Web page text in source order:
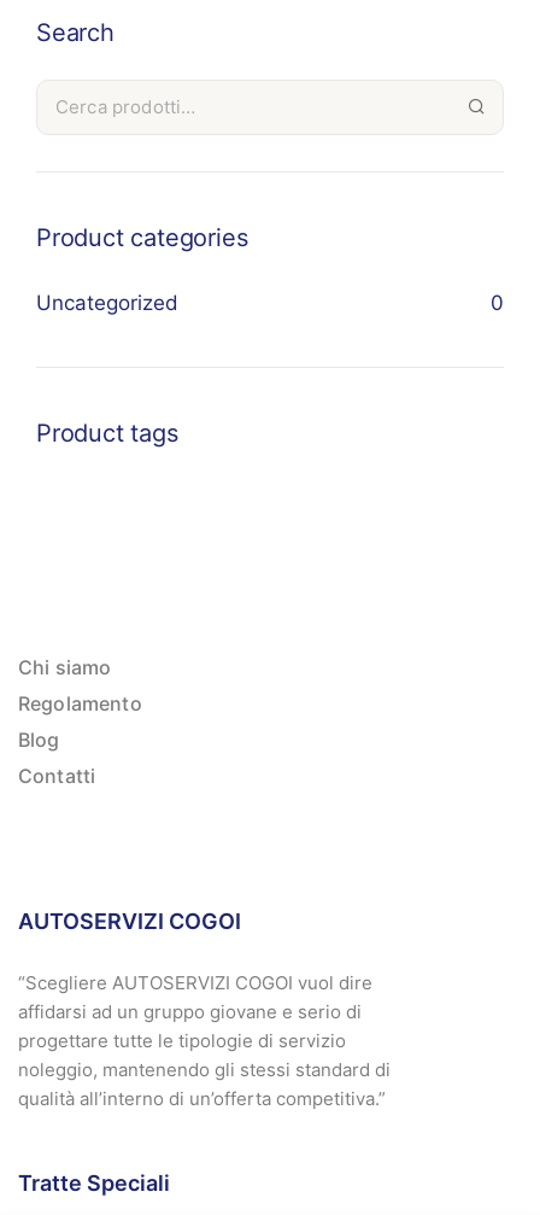
Search
Product categories
Uncategorized 0
Product tags
Chi siamo
Regolamento
Blog
Contatti
AUTOSERVIZI COGOI
“Scegliere AUTOSERVIZI COGOI vuol dire
affidarsi ad un gruppo giovane e serio di
progettare tutte le tipologie di servizio
noleggio, mantenendo gli stessi standard di
qualità all’interno di un’offerta competitiva.”
Tratte Speciali